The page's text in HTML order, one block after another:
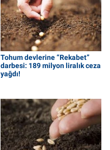
Tohum devlerine “Rekabet”
darbesi: 189 milyon liralık ceza
yağdı!